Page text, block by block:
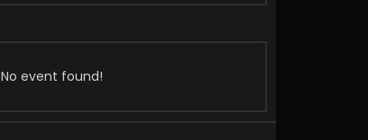
No event found!